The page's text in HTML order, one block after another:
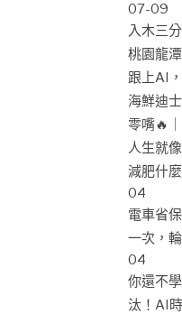
07-09
入木三
桃園龍
跟上AI
海鮮迪
零嘴🔥
人生就
減肥什
04
電車省
一次，
04
你還不
汰！AI